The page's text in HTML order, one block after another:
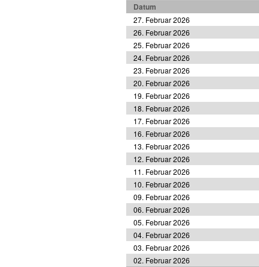
Datum
27. Februar 2026
26. Februar 2026
25. Februar 2026
24. Februar 2026
23. Februar 2026
20. Februar 2026
19. Februar 2026
18. Februar 2026
17. Februar 2026
16. Februar 2026
13. Februar 2026
12. Februar 2026
11. Februar 2026
10. Februar 2026
09. Februar 2026
06. Februar 2026
05. Februar 2026
04. Februar 2026
03. Februar 2026
02. Februar 2026